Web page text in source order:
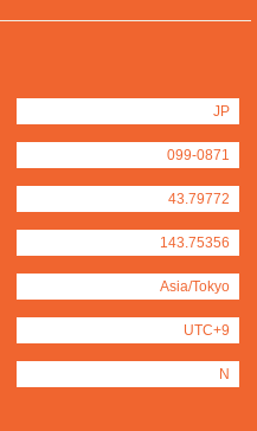
JP
099-0871
43.79772
143.75356
Asia/Tokyo
UTC+9
N